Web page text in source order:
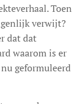
Toen
verwijt?
dat dat
waarom is er
geformuleerd